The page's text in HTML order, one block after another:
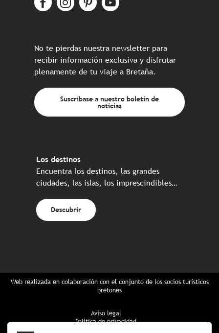
No te pierdas nuestra newsletter para
recibir información exclusiva y disfrutar
plenamente de tu viaje a Bretaña.
Suscríbase a nuestro boletín de
noticias
Los destinos
Encuentra los destinos, las grandes
ciudades, las islas, los imprescindibles…
Descubrir
Web realizada en colaboración con el conjunto de los socios turísticos
bretones
Aviso legal
Política de privacidad